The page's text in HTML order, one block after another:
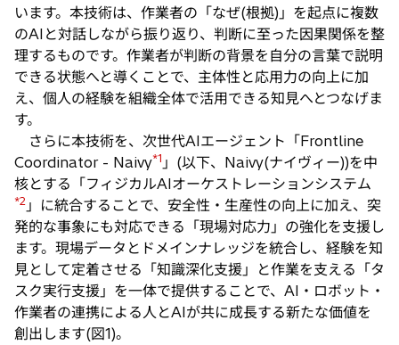
く
います。本技術は、作業者の「なぜ(根拠)」を起点に複数
のAIと対話しながら振り返り、判断に至った因果関係を整
理するものです。作業者が判断の背景を自分の言葉で説明
できる状態へと導くことで、主体性と応用力の向上に加
え、個人の経験を組織全体で活用できる知見へとつなげま
す。
さらに本技術を、次世代AIエージェント「Frontline
Coordinator - Naivy*1 」(以下、Naivy(ナイヴィー))を中
核とする「フィジカルAIオーケストレーションシステム
*2 」に統合することで、安全性・生産性の向上に加え、突
発的な事象にも対応できる「現場対応力」の強化を支援し
ます。現場データとドメインナレッジを統合し、経験を知
見として定着させる「知識深化支援」と作業を支える「タ
スク実行支援」を一体で提供することで、AI・ロボット・
作業者の連携による人とAIが共に成長する新たな価値を
創出します(図1)。